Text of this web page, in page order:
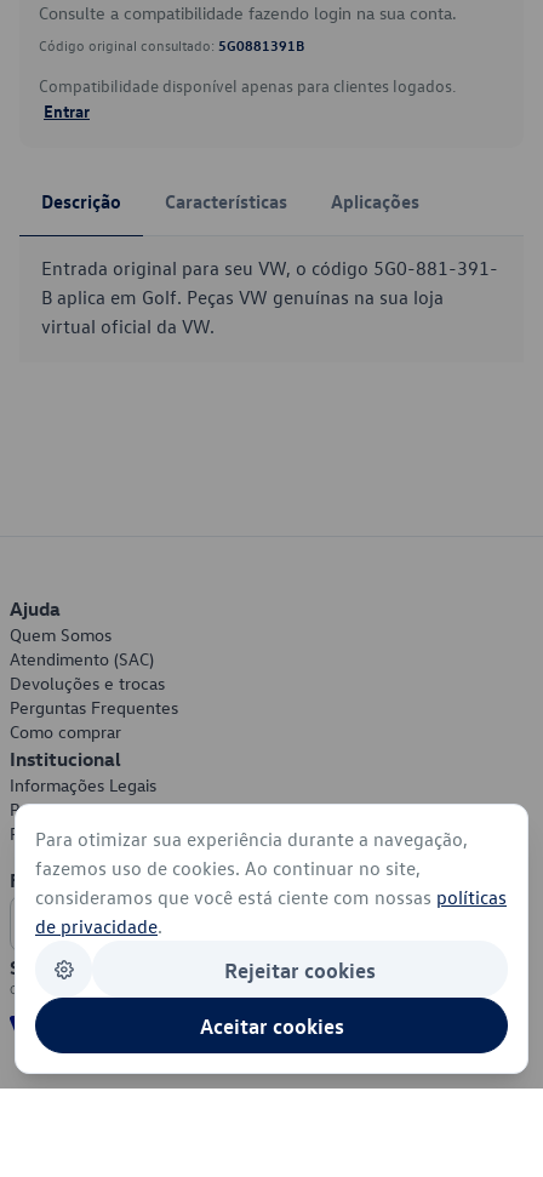
Consulte a compatibilidade fazendo login na sua conta.
Código original consultado: 5G0881391B
Compatibilidade disponível apenas para clientes logados.
Entrar
Descrição Características Aplicações
Entrada original para seu VW, o código 5G0-881-391-
B aplica em Golf. Peças VW genuínas na sua loja
virtual oficial da VW.
Ajuda
Quem Somos
Atendimento (SAC)
Devoluções e trocas
Perguntas Frequentes
Como comprar
Institucional
Informações Legais
Política de Privacidade
Política de Cookies
Formas de Pagamento
Segurança
Para otimizar sua experiência durante a navegação,
fazemos uso de cookies. Ao continuar no site,
consideramos que você está ciente com nossas políticas
de privacidade.
Rejeitar cookies
Aceitar cookies